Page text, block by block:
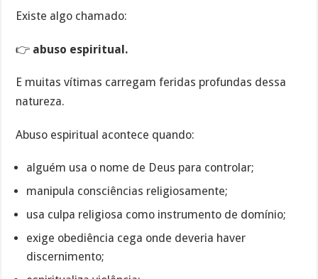
Existe algo chamado:
👉 abuso espiritual.
E muitas vítimas carregam feridas profundas dessa
natureza.
Abuso espiritual acontece quando:
alguém usa o nome de Deus para controlar;
manipula consciências religiosamente;
usa culpa religiosa como instrumento de domínio;
exige obediência cega onde deveria haver
discernimento;